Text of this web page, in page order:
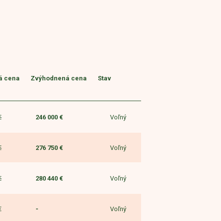
cena Zvýhodnená cena Stav
246 000 € Voľný
276 750 € Voľný
280 440 € Voľný
- Voľný